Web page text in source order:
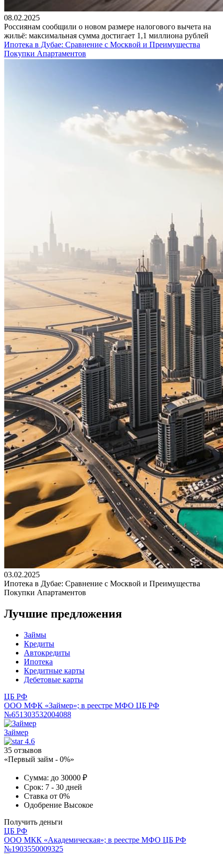
08.02.2025
Россиянам сообщили о новом размере налогового вычета на
жильё: максимальная сумма достигает 1,1 миллиона рублей
Ипотека в Дубае: Сравнение с Москвой и Преимущества
Покупки Апартаментов
03.02.2025
Ипотека в Дубае: Сравнение с Москвой и Преимущества
Покупки Апартаментов
Лучшие предложения
Займы
Кредиты
Автокредиты
Ипотека
Кредитные карты
Дебетовые карты
ЦБ РФ
ООО МФК «Займер»; в реестре МФО ЦБ РФ
№651303532004088
Займер
4.6
35 отзывов
«Первый займ - 0%»
Сумма: до 30000 ₽
Срок: 7 - 30 дней
Ставка от 0%
Одобрение Высокое
Получить деньги
ЦБ РФ
ООО МКК «Академическая»; в реестре МФО ЦБ РФ
№1903550009325